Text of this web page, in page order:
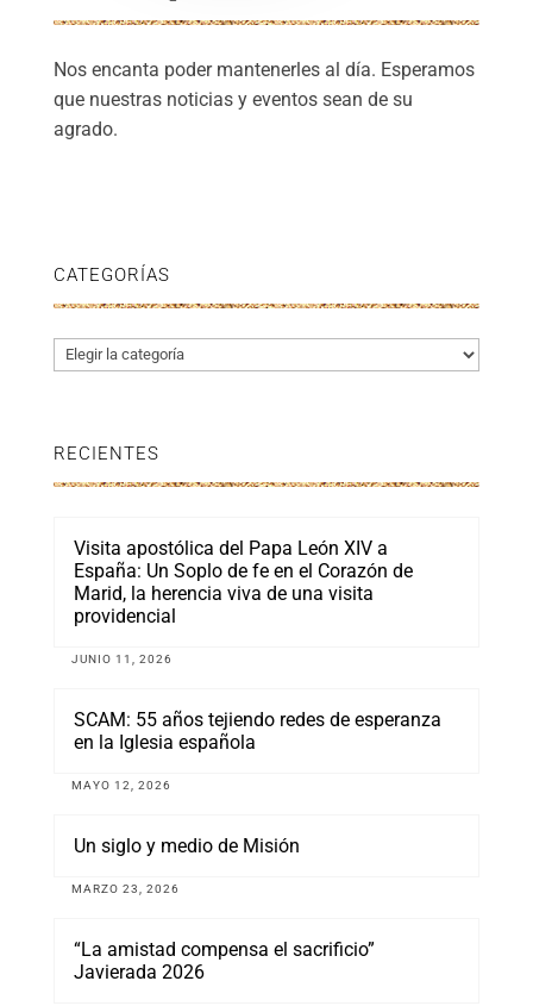
Nos encanta poder mantenerles al día. Esperamos
que nuestras noticias y eventos sean de su
agrado.
CATEGORÍAS
Categorías
RECIENTES
Visita apostólica del Papa León XIV a
España: Un Soplo de fe en el Corazón de
Marid, la herencia viva de una visita
providencial
JUNIO 11, 2026
SCAM: 55 años tejiendo redes de esperanza
en la Iglesia española
MAYO 12, 2026
Un siglo y medio de Misión
MARZO 23, 2026
“La amistad compensa el sacrificio”
Javierada 2026